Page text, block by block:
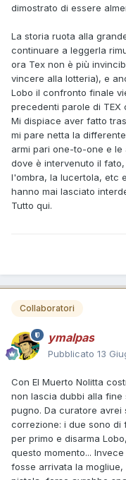
dimostrato di essere
La storia ruota alla
continuare a leggerla
ora Tex non è più
vincere alla lotteria), e
Lobo il confronto finale
precedenti parole di TEX
Mi dispiace aver fatto
mi pare netta la
armi pari one-to-one e le
dove è intervenuto il
l'ombra, la lucertola, etc
hanno mai lasciato
Tutto qui.
Collaboratori
ymalpas
Pubblicato 13
Con El Muerto Nolitta
non lascia dubbi alla
pugno. Da curatore avrei
correzione: i due sono di
per primo e disarma
questo momento...
fosse arrivata la